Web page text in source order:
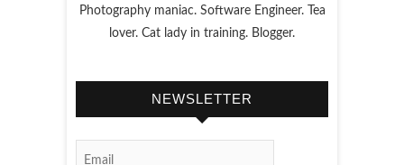
Photography maniac. Software Engineer. Tea
lover. Cat lady in training. Blogger.
NEWSLETTER